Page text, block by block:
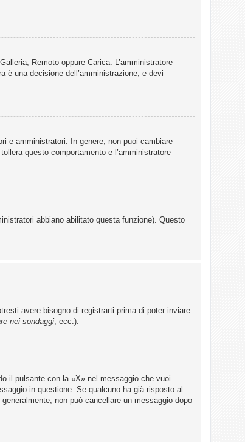
Remoto oppure Carica. L’amministratore
è una decisione dell’amministrazione, e devi
e amministratori. In genere, non puoi cambiare
questo comportamento e l’amministratore
abbiano abilitato questa funzione). Questo
avere bisogno di registrarti prima di poter inviare
nei sondaggi , ecc.).
il pulsante con la «X» nel messaggio che vuoi
in questione. Se qualcuno ha già risposto al
non può cancellare un messaggio dopo